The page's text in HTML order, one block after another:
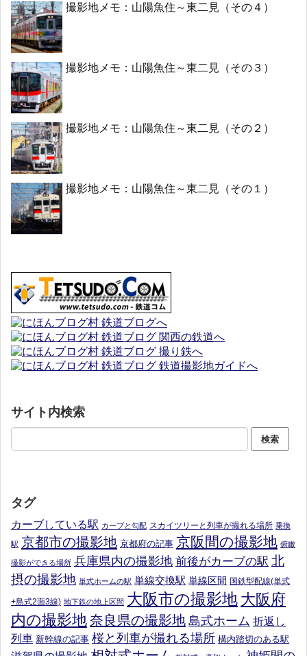
撮影地メモ：山陽魚住～東二見（その４）
撮影地メモ：山陽魚住～東二見（その３）
撮影地メモ：山陽魚住～東二見（その２）
撮影地メモ：山陽魚住～東二見（その１）
サイト内検索
タグ
カーブしている駅 カーブと勾配 スカイツリーと列車が撮れる場所 乗換
駅 京都市の撮影地 京都府の記事 京阪間の撮影地 俯瞰
撮影ができる場所 兵庫県内の撮影地 前後がカーブの駅 北
摂の撮影地 単式ホームの駅 単線交換駅 単線区間 国鉄型配線(単式
+島式2面3線) 地下鉄の地上区間 大阪市の撮影地 大阪府
内の撮影地奈良県の撮影地 島式ホーム 折返し
列車 新幹線の記事 桜と列車が撮れる場所 構内踏切のある駅